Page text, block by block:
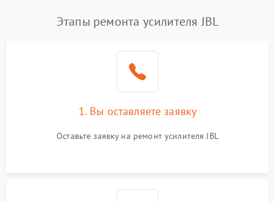
Этапы ремонта усилителя JBL
1. Вы оставляете заявку
Оставьте заявку на ремонт усилителя JBL